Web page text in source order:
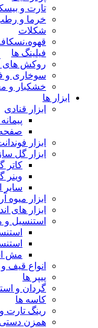
تارت و
خرما و
شکلات
فیلینگ ها
روکش های
سوخاری و
خشکبار و
ابزار ها
ابزار قنادی
ابزار
ابزار گل
کاتر
وینر
سایر
ابزار میوه
ابزار های
استنسیل
مش
انواع قیف
پیپر ها
گردان و
کاسه ها
رینگ تارت
همزن دستی